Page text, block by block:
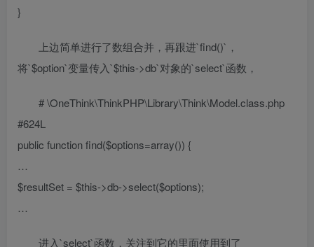
}
上边简单进行了数组合并，再跟进`find()`，
将`$option`变量传入`$this->db`对象的`select`函数，
# \OneThink\ThinkPHP\Library\Think\Model.class.php
#624L
public function find($options=array()) {
…
$resultSet = $this->db->select($options);
…
进入`select`函数，关注到它的里面使用到了